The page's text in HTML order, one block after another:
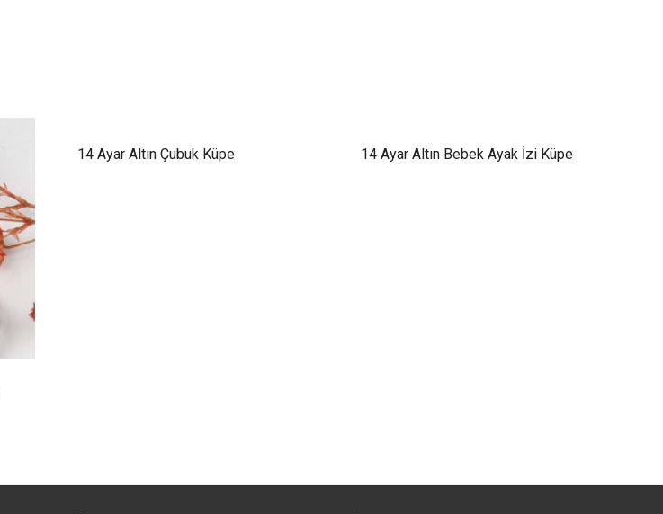
14 Ayar Altın Çubuk Küpe 14 Ayar Altın Bebek Ayak İzi Küpe